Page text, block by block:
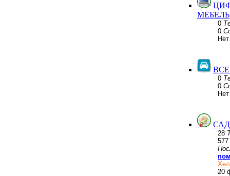
МЕБЕЛЬ
0
0
0
0
28
577
20